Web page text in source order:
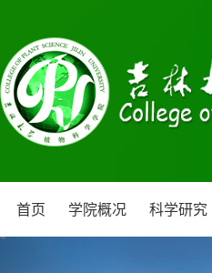
首页 学院概况 科学研究